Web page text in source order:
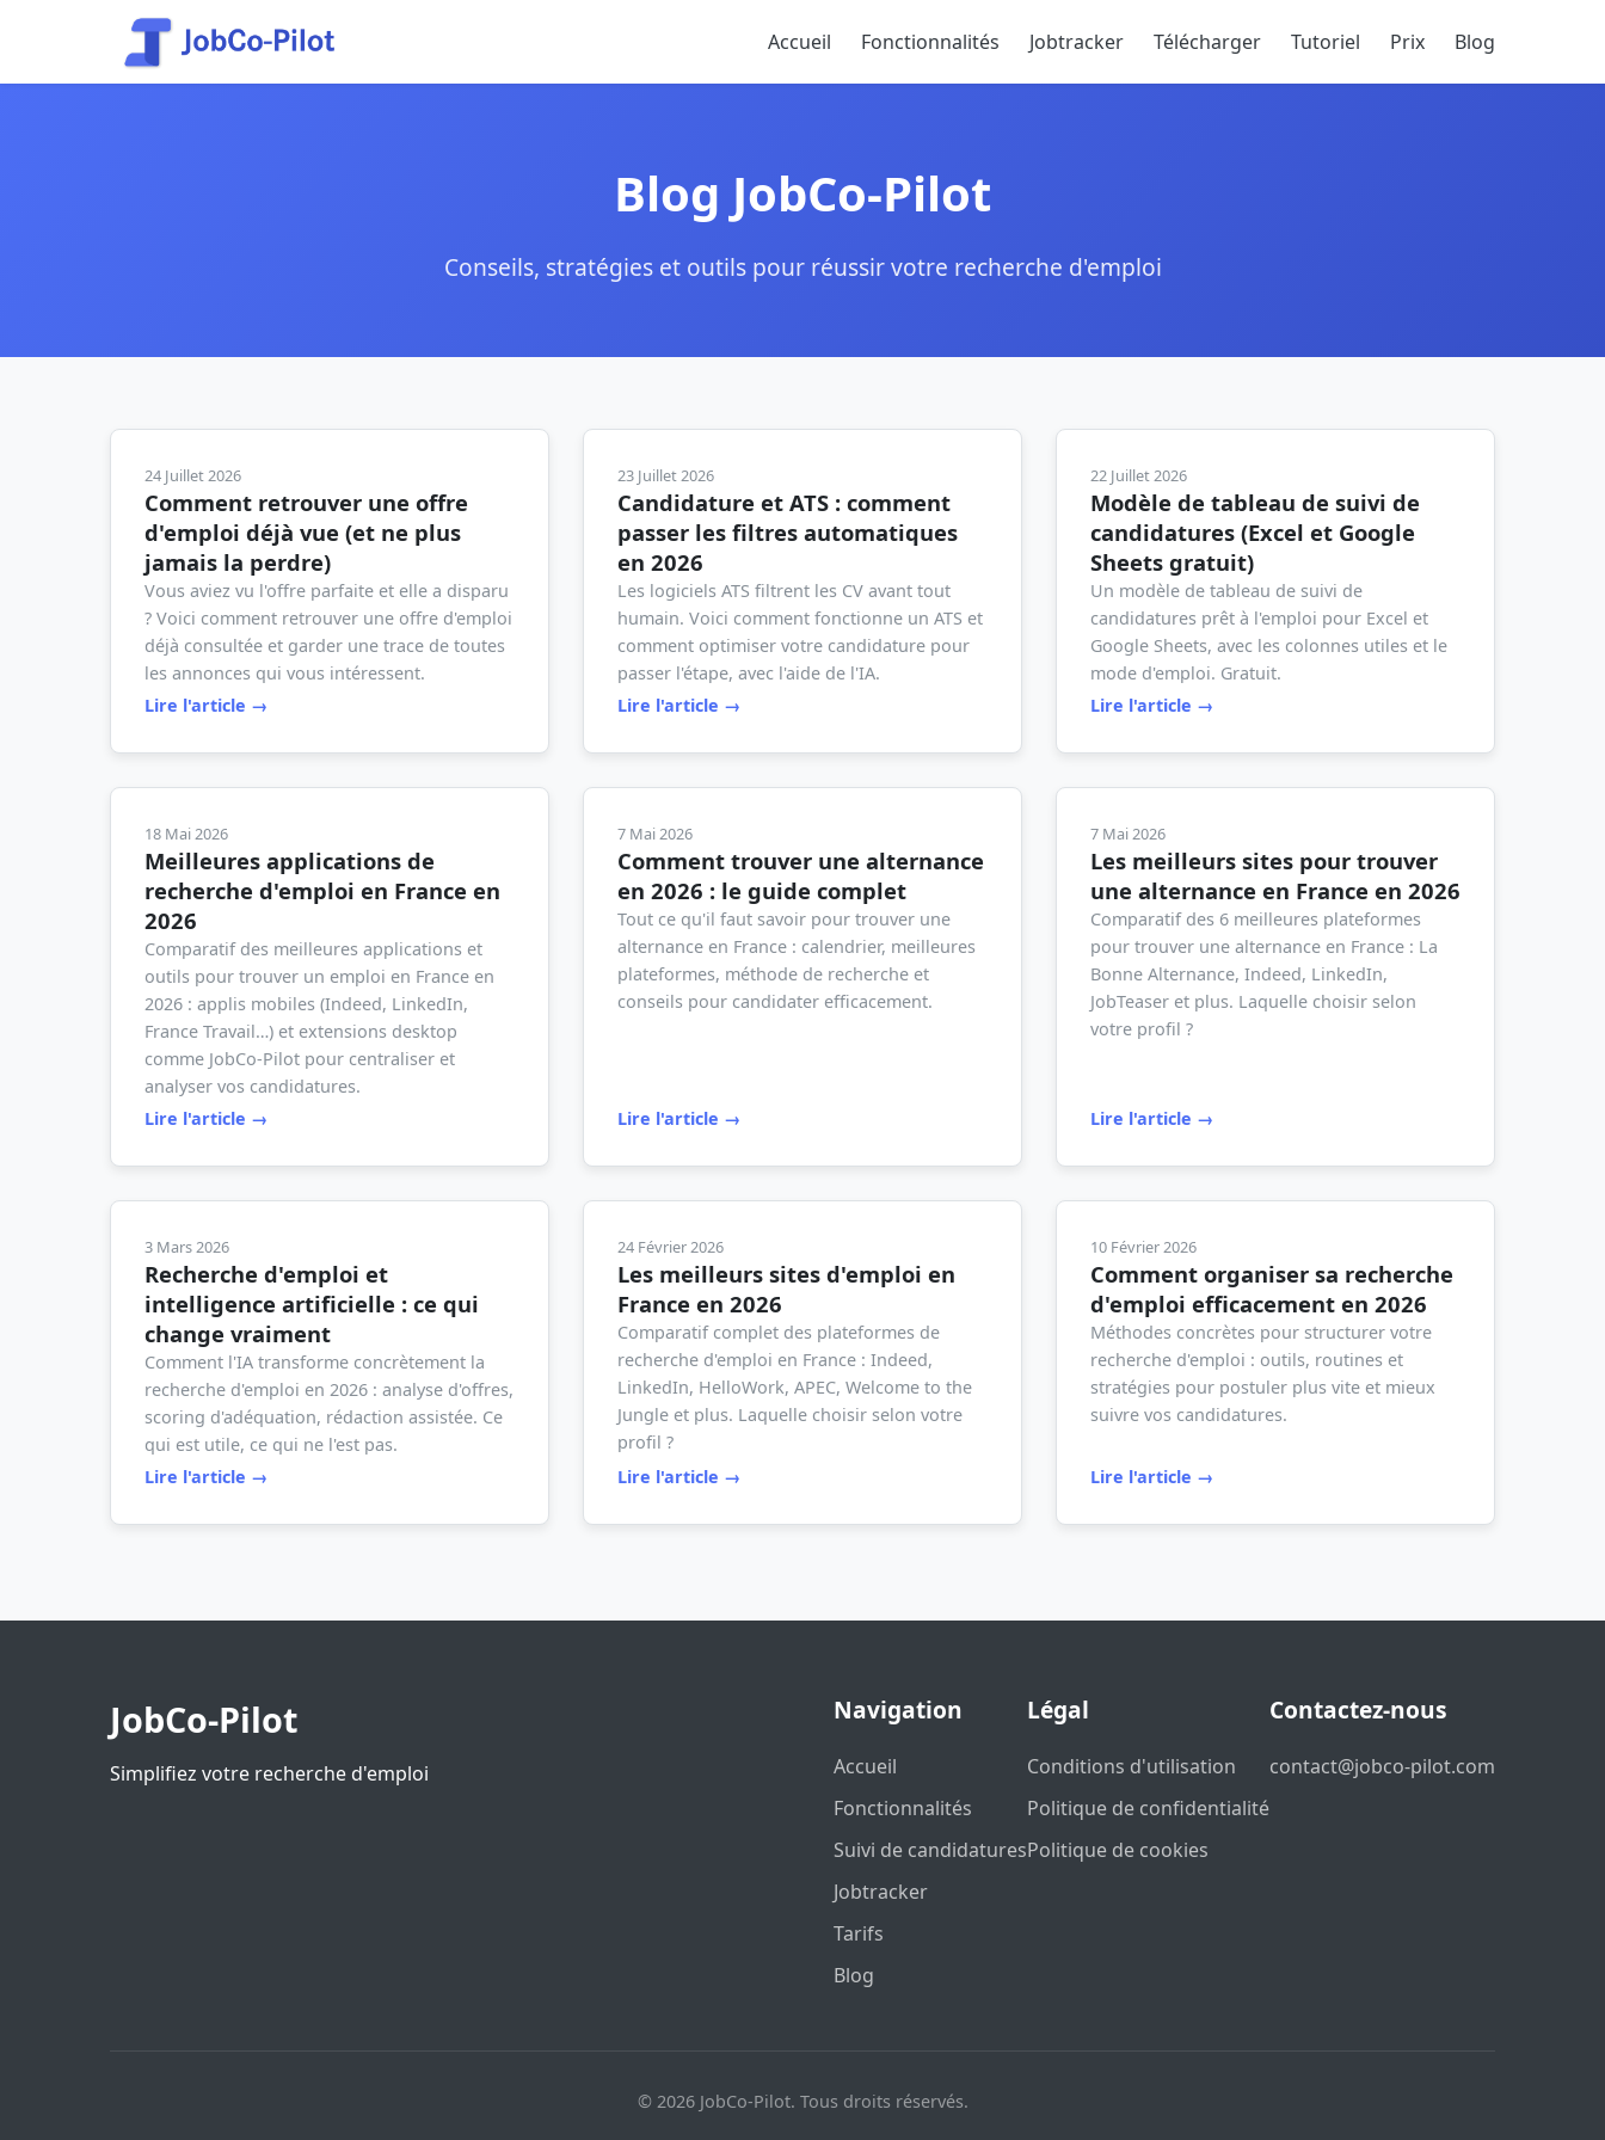
Accueil Fonctionnalités Jobtracker Télécharger Tutoriel Prix Blog
Blog JobCo-Pilot
Conseils, stratégies et outils pour réussir votre recherche d'emploi
24 Juillet 2026
Comment retrouver une offre
d'emploi déjà vue (et ne plus
jamais la perdre)
Vous aviez vu l'offre parfaite et elle a disparu
? Voici comment retrouver une offre d'emploi
déjà consultée et garder une trace de toutes
les annonces qui vous intéressent.
Lire l'article →
23 Juillet 2026
Candidature et ATS : comment
passer les filtres automatiques
en 2026
Les logiciels ATS filtrent les CV avant tout
humain. Voici comment fonctionne un ATS et
comment optimiser votre candidature pour
passer l'étape, avec l'aide de l'IA.
Lire l'article →
22 Juillet 2026
Modèle de tableau de suivi de
candidatures (Excel et Google
Sheets gratuit)
Un modèle de tableau de suivi de
candidatures prêt à l'emploi pour Excel et
Google Sheets, avec les colonnes utiles et le
mode d'emploi. Gratuit.
Lire l'article →
18 Mai 2026
Meilleures applications de
recherche d'emploi en France en
2026
Comparatif des meilleures applications et
outils pour trouver un emploi en France en
2026 : applis mobiles (Indeed, LinkedIn,
France Travail…) et extensions desktop
comme JobCo-Pilot pour centraliser et
analyser vos candidatures.
Lire l'article →
7 Mai 2026
Comment trouver une alternance
en 2026 : le guide complet
Tout ce qu'il faut savoir pour trouver une
alternance en France : calendrier, meilleures
plateformes, méthode de recherche et
conseils pour candidater efficacement.
Lire l'article →
7 Mai 2026
Les meilleurs sites pour trouver
une alternance en France en 2026
Comparatif des 6 meilleures plateformes
pour trouver une alternance en France : La
Bonne Alternance, Indeed, LinkedIn,
JobTeaser et plus. Laquelle choisir selon
votre profil ?
Lire l'article →
3 Mars 2026
Recherche d'emploi et
intelligence artificielle : ce qui
change vraiment
Comment l'IA transforme concrètement la
recherche d'emploi en 2026 : analyse d'offres,
scoring d'adéquation, rédaction assistée. Ce
qui est utile, ce qui ne l'est pas.
Lire l'article →
24 Février 2026
Les meilleurs sites d'emploi en
France en 2026
Comparatif complet des plateformes de
recherche d'emploi en France : Indeed,
LinkedIn, HelloWork, APEC, Welcome to the
Jungle et plus. Laquelle choisir selon votre
profil ?
Lire l'article →
10 Février 2026
Comment organiser sa recherche
d'emploi efficacement en 2026
Méthodes concrètes pour structurer votre
recherche d'emploi : outils, routines et
stratégies pour postuler plus vite et mieux
suivre vos candidatures.
Lire l'article →
JobCo-Pilot
Simplifiez votre recherche d'emploi
Navigation
Accueil
Fonctionnalités
Suivi de candidatures
Jobtracker
Tarifs
Blog
Légal
Conditions d'utilisation
Politique de confidentialité
Politique de cookies
Contactez-nous
contact@jobco-pilot.com
© 2026 JobCo-Pilot. Tous droits réservés.